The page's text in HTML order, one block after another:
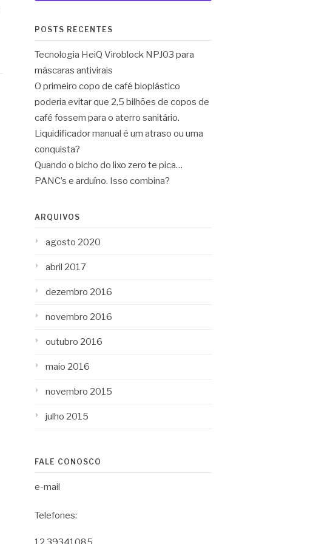
POSTS RECENTES
Tecnologia HeiQ Viroblock NPJ03 para
máscaras antivirais
O primeiro copo de café bioplástico
poderia evitar que 2,5 bilhões de copos de
café fossem para o aterro sanitário.
Liquidificador manual é um atraso ou uma
conquista?
Quando o bicho do lixo zero te pica…
PANC’s e arduíno. Isso combina?
ARQUIVOS
agosto 2020
abril 2017
dezembro 2016
novembro 2016
outubro 2016
maio 2016
novembro 2015
julho 2015
FALE CONOSCO
e-mail
Telefones: